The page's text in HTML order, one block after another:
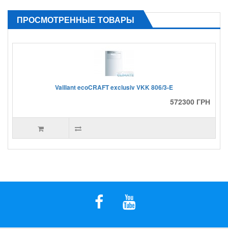
ПРОСМОТРЕННЫЕ ТОВАРЫ
Vaillant ecoCRAFT exclusiv VKK 806/3-E
572300 ГРН